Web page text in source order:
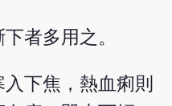
者多用之。
入下焦，熱血痢則